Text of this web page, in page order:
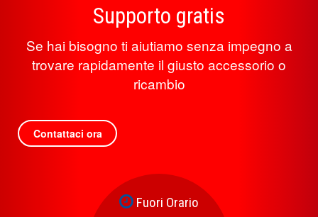
Supporto gratis
Se hai bisogno ti aiutiamo senza impegno a
trovare rapidamente il giusto accessorio o
ricambio
Contattaci ora
Fuori Orario